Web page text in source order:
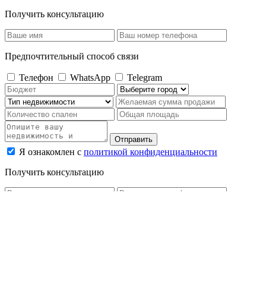
Получить консультацию
Предпочтительный способ связи
Телефон WhatsApp Telegram
Отправить
Я ознакомлен с политикой конфиденциальности
Получить консультацию